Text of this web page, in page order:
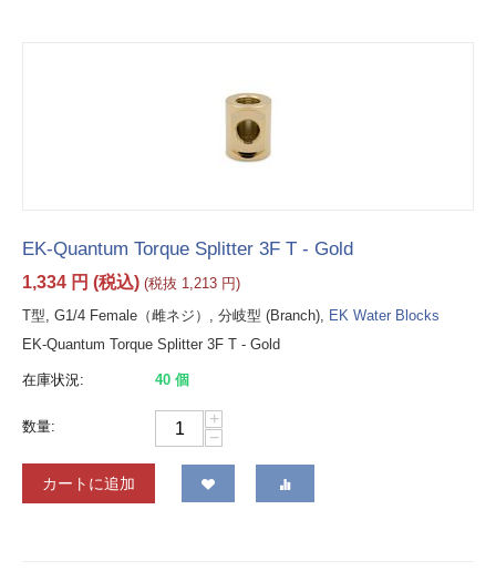
EK-Quantum Torque Splitter 3F T - Gold
1,334 円 (税込) (税抜 1,213 円)
T型, G1/4 Female（雌ネジ）, 分岐型 (Branch), EK Water Blocks
EK-Quantum Torque Splitter 3F T - Gold
在庫状況: 40 個
数量:
+
−
カートに追加